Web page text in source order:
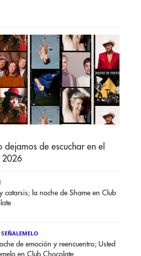
dejamos de escuchar en el
2026
catarsis; la noche de Shame en Club
de emoción y reencuentro; Usted
en Club Chocolate